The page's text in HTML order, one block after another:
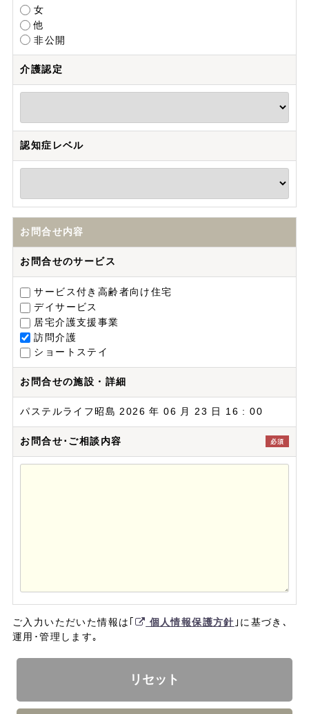
女
他
非公開
介護認定
認知症レベル
お問合せ内容
お問合せのサービス
サービス付き高齢者向け住宅
デイサービス
居宅介護支援事業
訪問介護
ショートステイ
お問合せの施設・詳細
パステルライフ昭島 2026 年 06 月 23 日 16 : 00
お問合せ･ご相談内容 必須
ご入力いただいた情報は｢ 個人情報保護方針 ｣に基づき､
運用･管理します｡